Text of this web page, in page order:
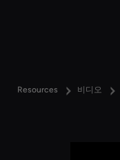
Resources 비디오